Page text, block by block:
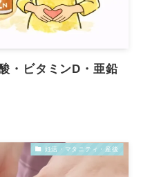
・ビタミンD・亜鉛
妊活・マタニティ・産後